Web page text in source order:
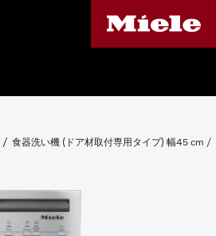
食器洗い機 (ドア材取付専用タイプ) 幅45 cm